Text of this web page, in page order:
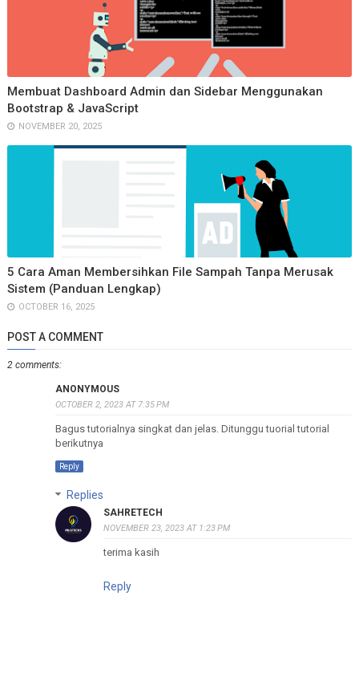
MaterialPageRoute
                        builder: (context) =>
HomeScreen
                      ),
                      (
Route<dynamic> route) =>
                    );
                  }
Text 'Submit Button
        ),
      ),
    );
  }
}
Membuat Dashboard Admin dan Sidebar Menggunakan
Bootstrap & JavaScript
NOVEMBER 20, 2025
5 Cara Aman Membersihkan File Sampah Tanpa Merusak
Sistem (Panduan Lengkap)
OCTOBER 16, 2025
POST A COMMENT
2 comments:
ANONYMOUS
OCTOBER 2, 2023 AT 7:35 PM
Bagus tutorialnya singkat dan jelas. Ditunggu tuorial tutorial
berikutnya
Reply
Replies
SAHRETECH
NOVEMBER 23, 2023 AT 1:23 PM
terima kasih
Reply